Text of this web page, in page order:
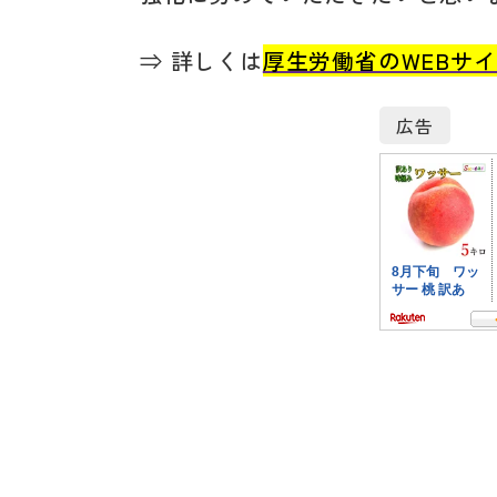
⇒ 詳しくは厚生労働省のWEBサ
広告